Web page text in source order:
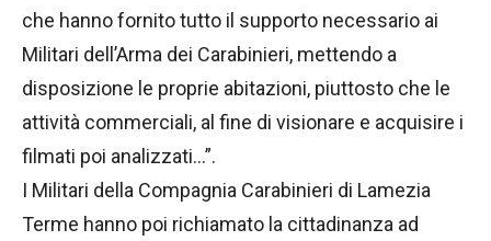
che hanno fornito tutto il supporto necessario ai
Militari dell’Arma dei Carabinieri, mettendo a
disposizione le proprie abitazioni, piuttosto che le
attività commerciali, al fine di visionare e acquisire i
filmati poi analizzati…”.
I Militari della Compagnia Carabinieri di Lamezia
Terme hanno poi richiamato la cittadinanza ad